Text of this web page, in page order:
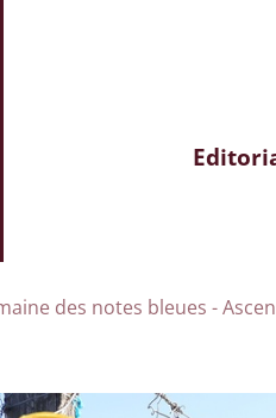
des notes bleues -